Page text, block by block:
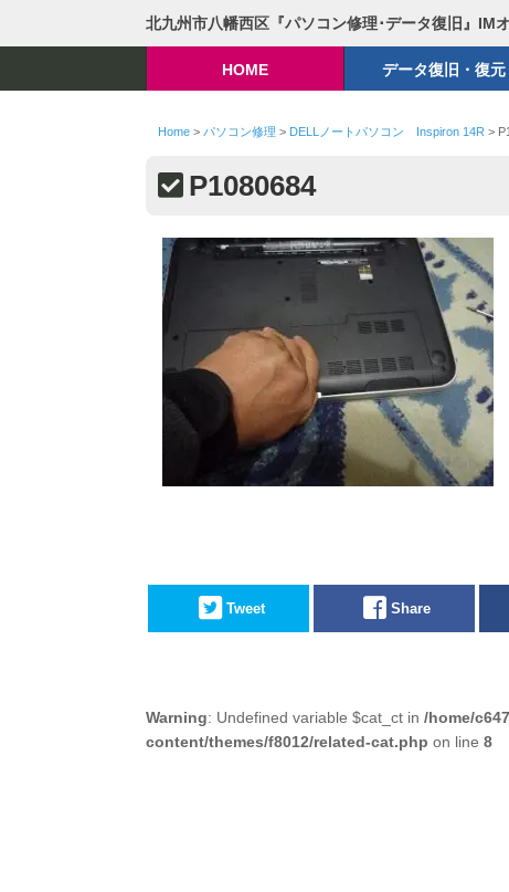
北九州市八幡西区『パソコン修理･データ復旧』IM
HOME データ復旧・復元
Home> パソコン修理 > DELLノートパソコン Inspiron 14R >
P1080684
Tweet Share
Warning: Undefined variable $cat_ct in /home/
content/themes/f8012/related-cat.php on line 8